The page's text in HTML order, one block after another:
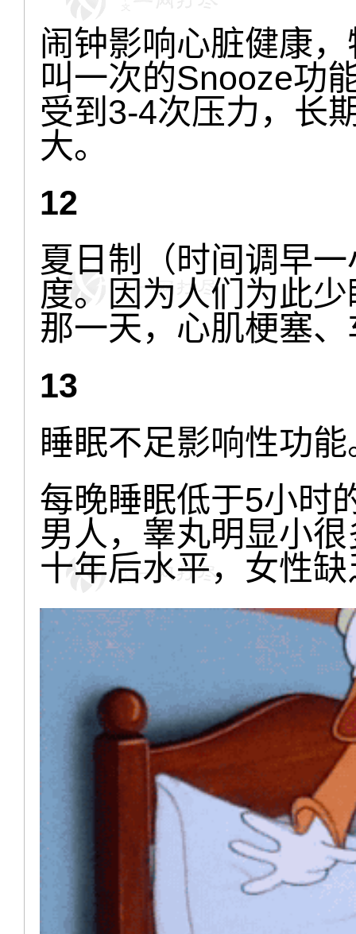
闹钟影响心脏健康
叫一次的Snooze功
受到3-4次压力，长
大。
12
夏日制（时间调早
度。因为人们为此
那一天，心肌梗塞
13
睡眠不足影响性功能
每晚睡眠低于5小时
男人，睾丸明显小
十年后水平，女性